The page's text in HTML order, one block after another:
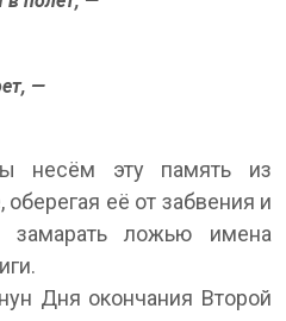
—
эту память из
её от забвения и
ложью имена
Дня окончания Второй